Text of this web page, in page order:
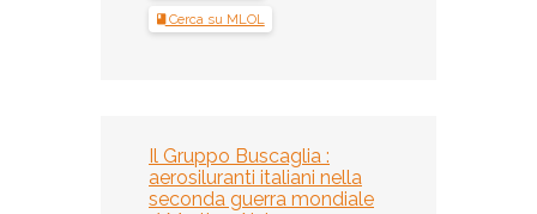
Cerca su MLOL
Il Gruppo Buscaglia :
aerosiluranti italiani nella
seconda guerra mondiale